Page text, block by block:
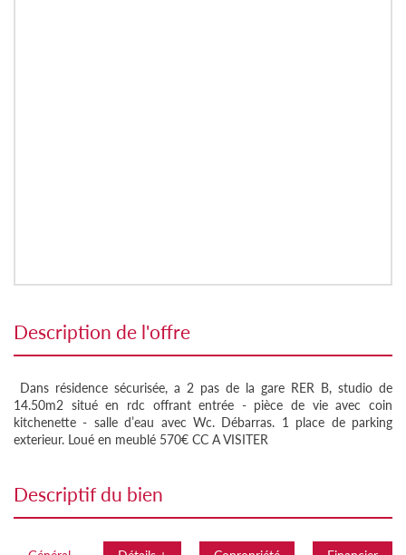
description de l'offre
Dans résidence sécurisée, a 2 pas de la gare RER B, studio de
14.50m2 situé en rdc offrant entrée - pièce de vie avec coin
kitchenette - salle d’eau avec Wc. Débarras. 1 place de parking
exterieur. Loué en meublé 570€ CC A VISITER
descriptif du bien